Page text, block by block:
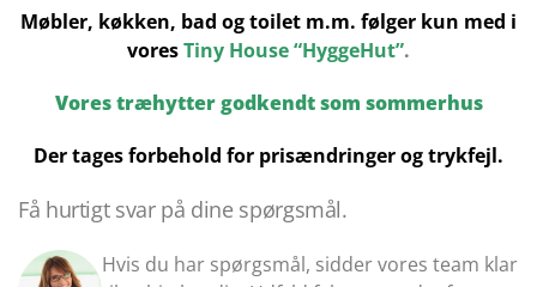
Møbler, køkken, bad og toilet m.m. følger kun med i
voresTiny House “HyggeHut”.
Vores træhytter godkendt som sommerhus
Der tages forbehold for prisændringer og trykfejl.
Få hurtigt svar på dine spørgsmål.
Hvis du har spørgsmål, sidder vores team klar